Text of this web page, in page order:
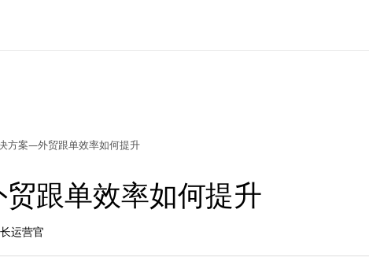
方案—外贸跟单效率如何提升
跟单效率如何提升
运营官